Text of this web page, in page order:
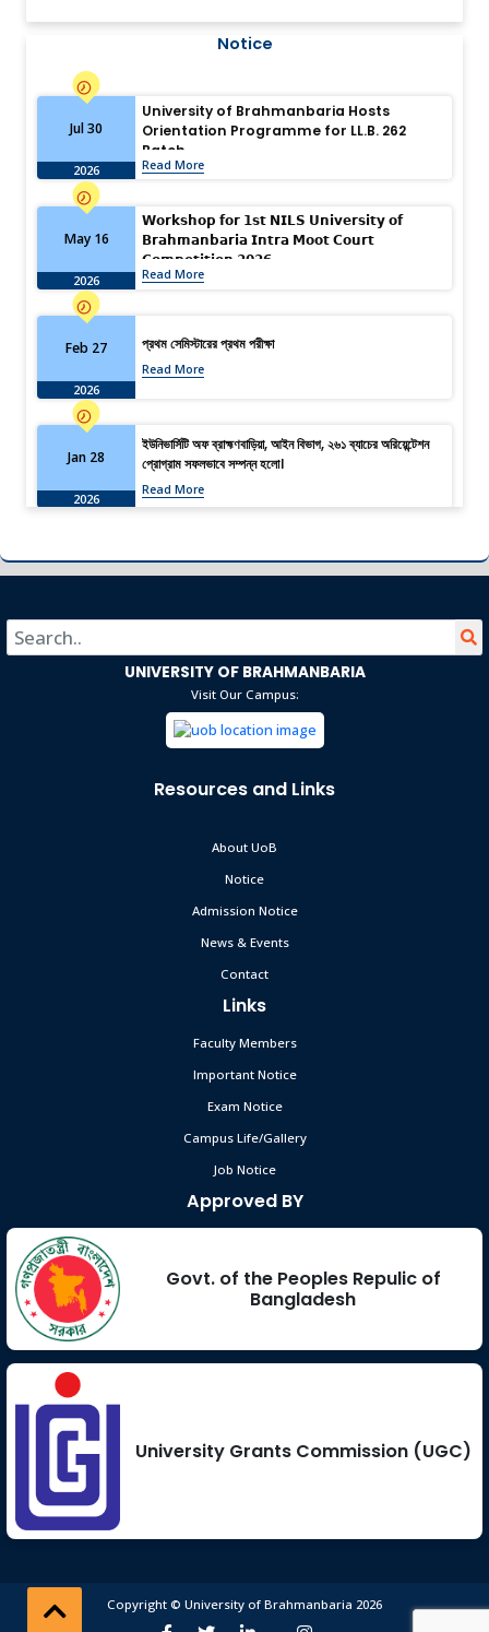
Notice
Jul 30
2026
University of Brahmanbaria Hosts
Orientation Programme for LL.B. 262
Batch
Read More
May 16
2026
𝗪𝗼𝗿𝗸𝘀𝗵𝗼𝗽 𝗳𝗼𝗿 𝟭𝘀𝘁 𝗡𝗜𝗟𝗦 𝗨𝗻𝗶𝘃𝗲𝗿𝘀𝗶𝘁𝘆 𝗼𝗳
𝗕𝗿𝗮𝗵𝗺𝗮𝗻𝗯𝗮𝗿𝗶𝗮 𝗜𝗻𝘁𝗿𝗮 𝗠𝗼𝗼𝘁 𝗖𝗼𝘂𝗿𝘁
𝗖𝗼𝗺𝗽𝗲𝘁𝗶𝘁𝗶𝗼𝗻 𝟮𝟬𝟮𝟲
Read More
Feb 27
2026
প্রথম সেমিস্টারের প্রথম পরীক্ষা
Read More
Jan 28
2026
ইউনিভার্সিটি অফ ব্রাহ্মণবাড়িয়া, আইন বিভাগ, ২৬১ ব্যাচের অরিয়েন্টেশন
প্রোগ্রাম সফলভাবে সম্পন্ন হলো।
Read More
Jan 13
আক্তার
UNIVERSITY OF BRAHMANBARIA
Visit Our Campus:
Resources and Links
About UoB
Notice
Admission Notice
News & Events
Contact
Links
Faculty Members
Important Notice
Exam Notice
Campus Life/Gallery
Job Notice
Approved BY
Govt. of the Peoples Repulic of
Bangladesh
University Grants Commission (UGC)
Copyright © University of Brahmanbaria 2026